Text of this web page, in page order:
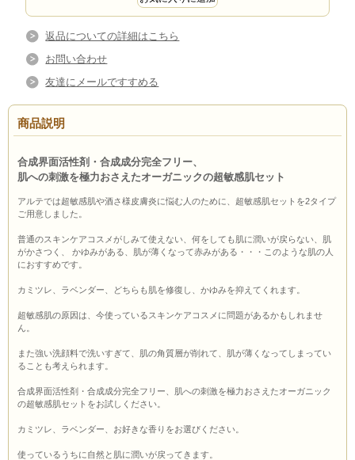
返品についての詳細はこちら
お問い合わせ
友達にメールですすめる
商品説明
合成界面活性剤・合成成分完全フリー、
肌への刺激を極力おさえたオーガニックの超敏感肌セット
アルテでは超敏感肌や酒さ様皮膚炎に悩む人のために、超敏感肌セットを2タイプ
ご用意しました。
普通のスキンケアコスメがしみて使えない、何をしても肌に潤いが戻らない、肌
がかさつく、 かゆみがある、肌が薄くなって赤みがある・・・このような肌の人
におすすめです。
カミツレ、ラベンダー、どちらも肌を修復し、かゆみを抑えてくれます。
超敏感肌の原因は、今使っているスキンケアコスメに問題があるかもしれませ
ん。
また強い洗顔料で洗いすぎて、肌の角質層が削れて、肌が薄くなってしまってい
ることも考えられます。
合成界面活性剤・合成成分完全フリー、肌への刺激を極力おさえたオーガニック
の超敏感肌セットをお試しください。
カミツレ、ラベンダー、お好きな香りをお選びください。
使っているうちに自然と肌に潤いが戻ってきます。